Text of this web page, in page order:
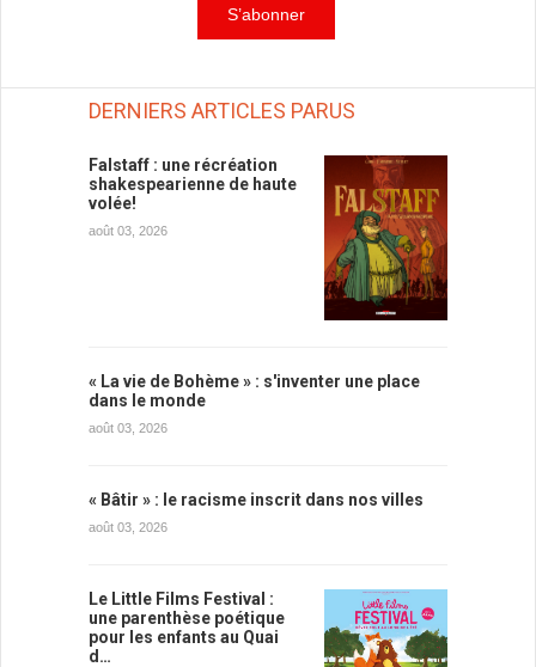
DERNIERS ARTICLES PARUS
Falstaff : une récréation
shakespearienne de haute
volée!
août 03, 2026
« La vie de Bohème » : s'inventer une place
dans le monde
août 03, 2026
« Bâtir » : le racisme inscrit dans nos villes
août 03, 2026
Le Little Films Festival :
une parenthèse poétique
pour les enfants au Quai
d…